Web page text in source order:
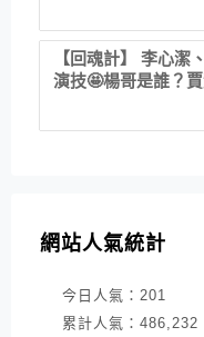
【回魂計】 李心潔
演技🤩楊哥是誰？
網站人氣統計
今日人氣： 201
累計人氣： 486,232